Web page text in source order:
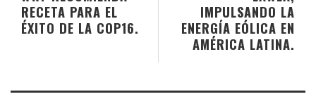
IMPULSANDO LA
ENERGÍA EÓLICA EN
AMÉRICA LATINA.
RECETA PARA EL
ÉXITO DE LA COP16.